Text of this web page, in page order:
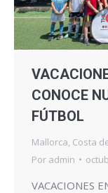
CONOCE
FÚTBOL
Mallorca Costa
Por admin
VACACIONES